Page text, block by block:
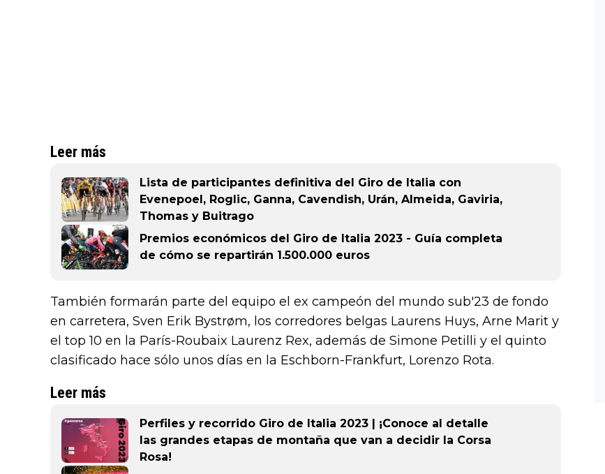
Leer más
Lista de participantes definitiva del Giro de Italia con
Evenepoel, Roglic, Ganna, Cavendish, Urán, Almeida, Gaviria,
Thomas y Buitrago
Premios económicos del Giro de Italia 2023 - Guía completa
de cómo se repartirán 1.500.000 euros
También formarán parte del equipo el ex campeón del mundo sub'23 de fondo
en carretera, Sven Erik Bystrøm, los corredores belgas Laurens Huys, Arne Marit y
el top 10 en la París-Roubaix Laurenz Rex, además de Simone Petilli y el quinto
clasificado hace sólo unos días en la Eschborn-Frankfurt, Lorenzo Rota.
Leer más
Perfiles y recorrido Giro de Italia 2023 | ¡Conoce al detalle
las grandes etapas de montaña que van a decidir la Corsa
Rosa!